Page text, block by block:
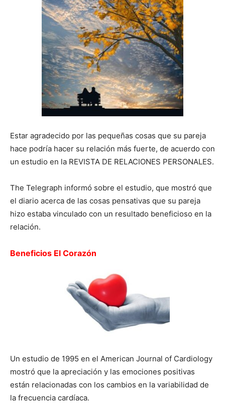
Estar agradecido por las pequeñas cosas que su pareja
hace podría hacer su relación más fuerte, de acuerdo con
un estudio en la REVISTA DE RELACIONES PERSONALES.
The Telegraph informó sobre el estudio, que mostró que
el diario acerca de las cosas pensativas que su pareja
hizo estaba vinculado con un resultado beneficioso en la
relación.
Beneficios El Corazón
Un estudio de 1995 en el American Journal of Cardiology
mostró que la apreciación y las emociones positivas
están relacionadas con los cambios en la variabilidad de
la frecuencia cardíaca.